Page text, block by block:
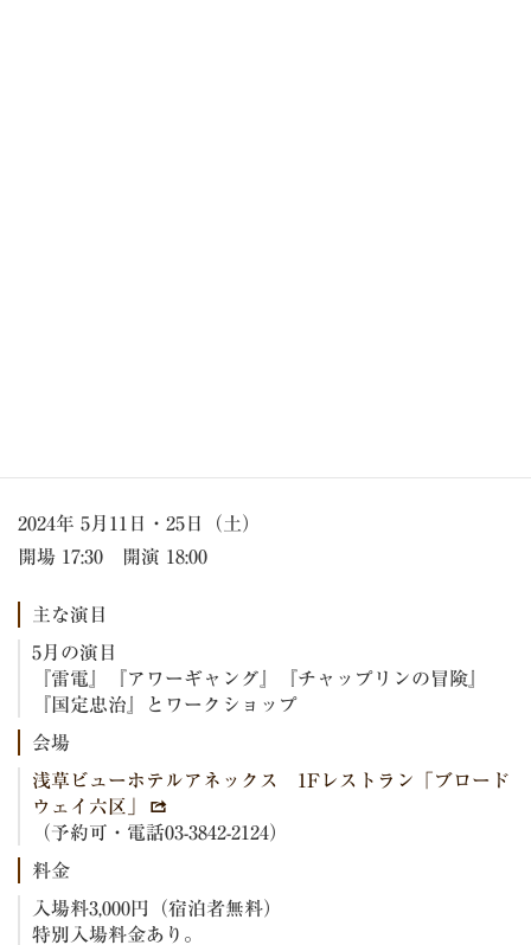
2024年 5月11日・25日（土）
開場 17:30 開演 18:00
主な演目
5月の演目
『雷電』『アワーギャング』『チャップリンの冒険』
『国定忠治』とワークショップ
会場
浅草ビューホテルアネックス 1Fレストラン「ブロード
ウェイ六区」
（予約可・電話03-3842-2124）
料金
入場料3,000円（宿泊者無料）
特別入場料金あり。